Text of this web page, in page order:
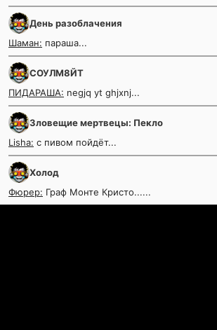
День разоблачения
Шаман: параша...
СОУЛМ8ЙТ
ПИДАРАША: negjq yt ghjxnj...
Зловещие мертвецы: Пекло
Lisha: с пивом пойдёт...
Холод
Фюрер: Граф Монте Кристо......